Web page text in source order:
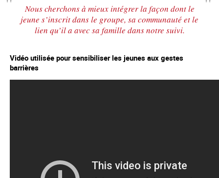
Nous cherchons à mieux intégrer la façon dont le
jeune s’inscrit dans le groupe, sa communauté et le
lien qu’il a avec sa famille dans notre suivi.
Vidéo utilisée pour sensibiliser les jeunes aux gestes
barrières